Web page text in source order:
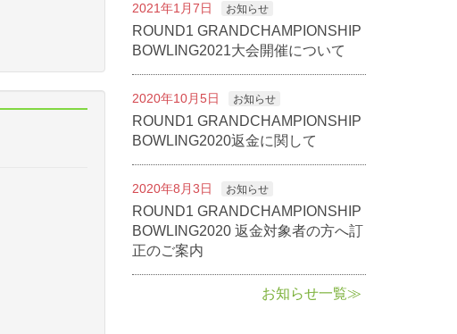
2021年1月7日 お知らせ
ROUND1 GRANDCHAMPIONSHIP
BOWLING2021大会開催について
2020年10月5日 お知らせ
ROUND1 GRANDCHAMPIONSHIP
BOWLING2020返金に関して
2020年8月3日 お知らせ
ROUND1 GRANDCHAMPIONSHIP
BOWLING2020 返金対象者の方へ訂
正のご案内
お知らせ一覧≫